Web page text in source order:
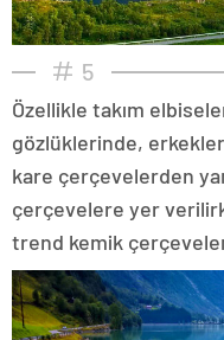
5
Özellikle takım
gözlüklerinde,
kare çerçevelerden
çerçevelere yer
trend kemik